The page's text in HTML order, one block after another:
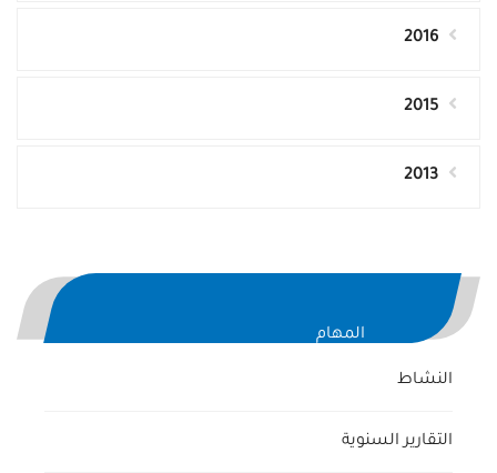
2016
2015
2013
المهام
النشاط
التقارير السنوية